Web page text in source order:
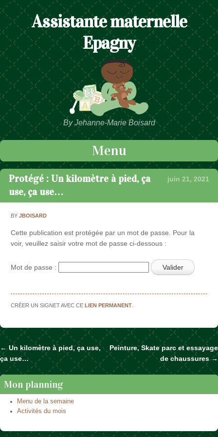
Assistante maternelle
Epagny
By Jehanne-Marie Boisard
Menu
Passer au contenu
Protégé : Un kilomètre à pied, ça
use, ça use…
juin 21, 2021
BYJBOISARD
Cette publication est protégée par un mot de passe. Pour la
voir, veuillez saisir votre mot de passe ci-dessous :
Mot de passe :
CRÉER UN SIGNET AVEC CELIEN PERMANENT
Naviguer dans les articles
←Un kilomètre à pied, ça use,
ça use…
Peinture, Skate parc et essayage
de chaussures→
Mon planning
Menu de la semaine
Activités du mois